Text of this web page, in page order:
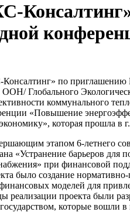
по приглашению
Глобального
коммунального
«Повышение
которая прошла в
этапом 6-летнего
«Устранение барьеров для
при финансовой
было создание
моделей для
реализации проекта были
которые